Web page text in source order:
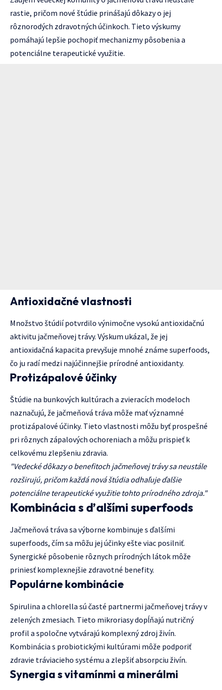
rastie, pričom nové štúdie prinášajú dôkazy o jej
rôznorodých zdravotných účinkoch. Tieto výskumy
pomáhajú lepšie pochopiť mechanizmy pôsobenia a
potenciálne terapeutické využitie.
Antioxidačné vlastnosti
Množstvo štúdií potvrdilo výnimočne vysokú antioxidačnú
aktivitu jačmeňovej trávy. Výskum ukázal, že jej
antioxidačná kapacita prevyšuje mnohé známe superfoods,
čo ju radí medzi najúčinnejšie prírodné antioxidanty.
Protizápalové účinky
Štúdie na bunkových kultúrach a zvieracích modeloch
naznačujú, že jačmeňová tráva môže mať významné
protizápalové účinky. Tieto vlastnosti môžu byť prospešné
pri rôznych zápalových ochoreniach a môžu prispieť k
celkovému zlepšeniu zdravia.
"Vedecké dôkazy o benefitoch jačmeňovej trávy sa neustále
rozširujú, pričom každá nová štúdia odhaľuje ďalšie
potenciálne terapeutické využitie tohto prírodného zdroja."
Kombinácia s ďalšími superfoods
Jačmeňová tráva sa výborne kombinuje s ďalšími
superfoods, čím sa môžu jej účinky ešte viac posilniť.
Synergické pôsobenie rôznych prírodných látok môže
priniesť komplexnejšie zdravotné benefity.
Populárne kombinácie
Spirulina a chlorella sú časté partnermi jačmeňovej trávy v
zelených zmesiach. Tieto mikroriasy dopĺňajú nutričný
profil a spoločne vytvárajú komplexný zdroj živín.
Kombinácia s probiotickými kultúrami môže podporiť
zdravie tráviacieho systému a zlepšiť absorpciu živín.
Synergia s vitamínmi a minerálmi